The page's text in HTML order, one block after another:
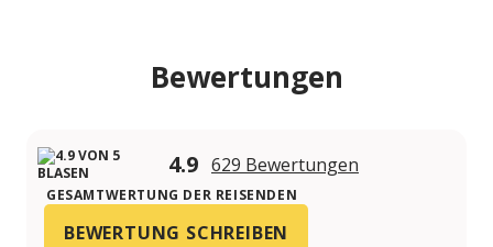
Bewertungen
4.9 629 Bewertungen
GESAMTWERTUNG DER REISENDEN
BEWERTUNG SCHREIBEN